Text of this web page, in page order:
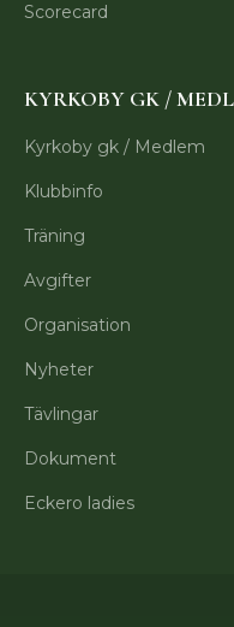
Scorecard
KYRKOBY GK /
Kyrkoby gk / Medlem
Klubbinfo
Träning
Avgifter
Organisation
Nyheter
Tävlingar
Dokument
Eckero ladies